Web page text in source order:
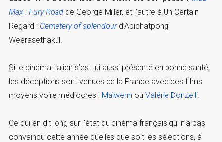
Max : Fury Roadde George Miller, et l’autre à Un Certain
Regard : Cemetery of splendour d’Apichatpong
Weerasethakul.
Si le cinéma italien s’est lui aussi présenté en bonne santé,
les déceptions sont venues de la France avec des films
moyens voire médiocres : Maïwenn ou Valérie Donzelli.
Ce qui en dit long sur l’état du cinéma français qui n’a pas
convaincu cette année quelles que soit les sélections, à